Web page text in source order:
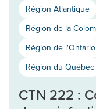
Région Atlantique
Région de la
Région de l'Ontario
Région du Québec
CTN 222 :